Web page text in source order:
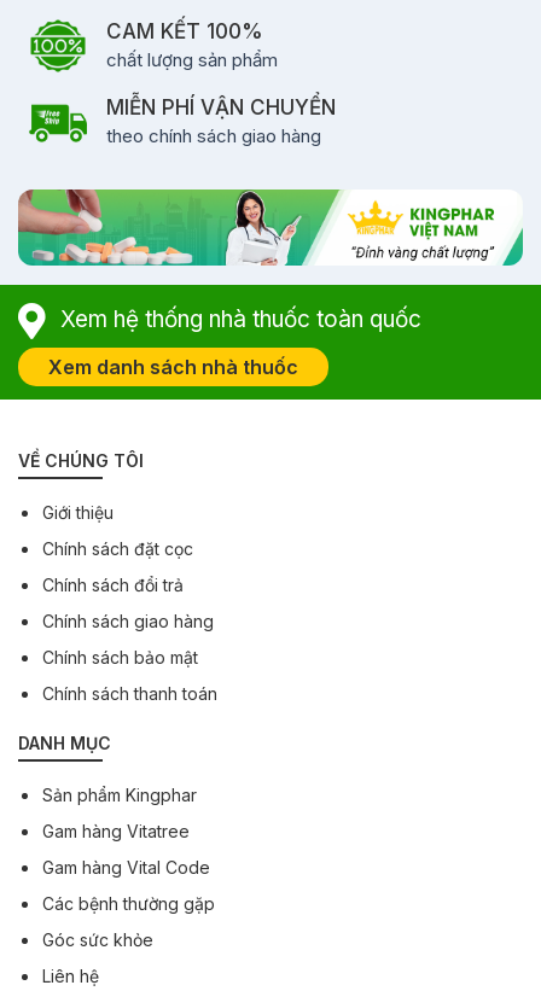
CAM KẾT 100%
chất lượng sản phẩm
MIỄN PHÍ VẬN CHUYỂN
theo chính sách giao hàng
Xem hệ thống nhà thuốc toàn quốc
Xem danh sách nhà thuốc
VỀ CHÚNG TÔI
Giới thiệu
Chính sách đặt cọc
Chính sách đổi trả
Chính sách giao hàng
Chính sách bảo mật
Chính sách thanh toán
DANH MỤC
Sản phẩm Kingphar
Gam hàng Vitatree
Gam hàng Vital Code
Các bệnh thường gặp
Góc sức khỏe
Liên hệ